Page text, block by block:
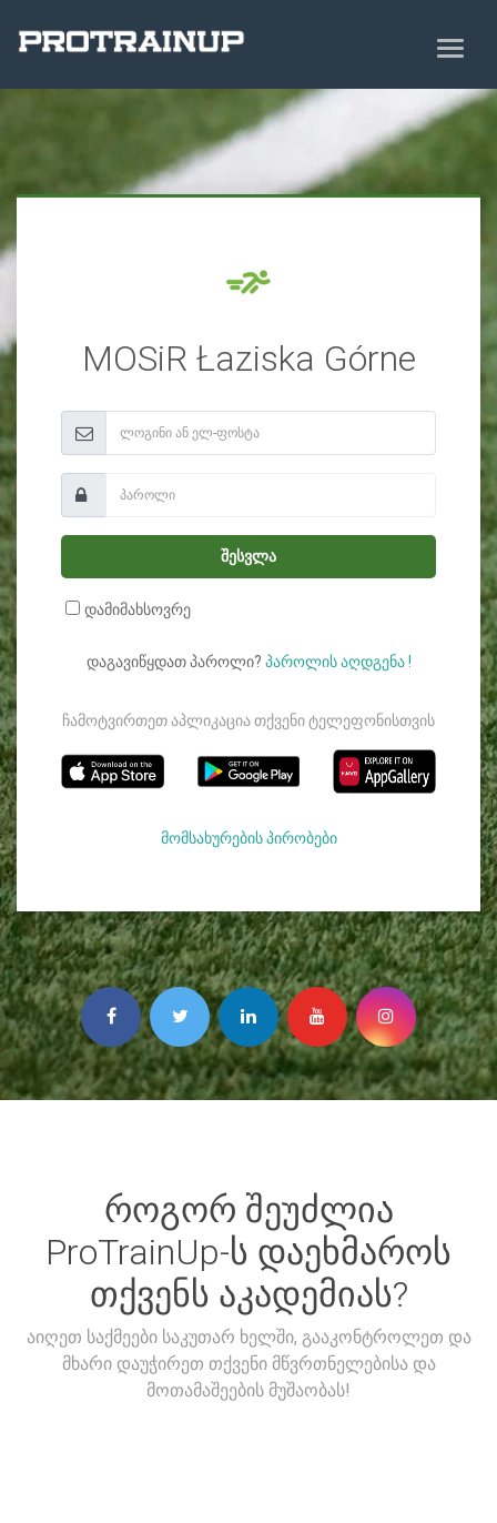
MOSiR Łaziska Górne
შესვლა
დამიმახსოვრე
დაგავიწყდათ პაროლი? პაროლის აღდგენა !
ჩამოტვირთეთ აპლიკაცია თქვენი ტელეფონისთვის
მომსახურების პირობები
როგორ შეუძლია
ProTrainUp-ს დაეხმაროს
თქვენს აკადემიას?
აიღეთ საქმეები საკუთარ ხელში, გააკონტროლეთ და
მხარი დაუჭირეთ თქვენი მწვრთნელებისა და
მოთამაშეების მუშაობას!